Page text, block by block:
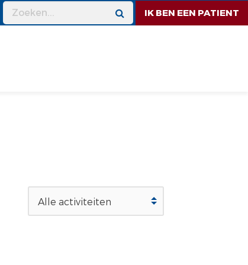
IK BEN EEN PATIENT
Alle activiteiten